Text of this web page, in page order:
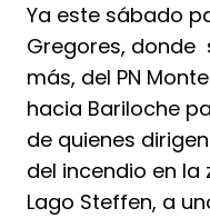
Ya este sábado
Gregores, donde
más, del PN
hacia Bariloche
de quienes
del incendio en la
Lago Steffen, a